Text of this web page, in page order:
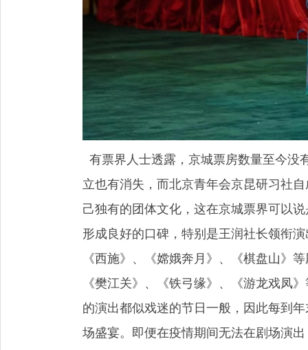
有票界人士透露，京城票房数量至今没
立也有消失，而北京青年会京昆研习社
己独有的团体文化，这在京城票界可以
形成良好的口碑，特别是王润社长领衔
《西施》、《嫦娥奔月》、《棋盘山》
《樊江关》、《铁弓缘》、《游龙戏凤
的演出都似戏迷的节日一般，因此每到
场盛宴。即便在疫情期间无法在剧场演